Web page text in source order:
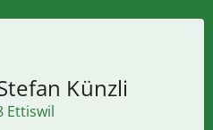
Künzli
Ettiswil